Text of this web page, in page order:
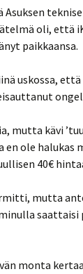
oli, että
paikkaansa.
uskossa, että
kävi
ole halukas
40€
mutta
saattaisi
monta